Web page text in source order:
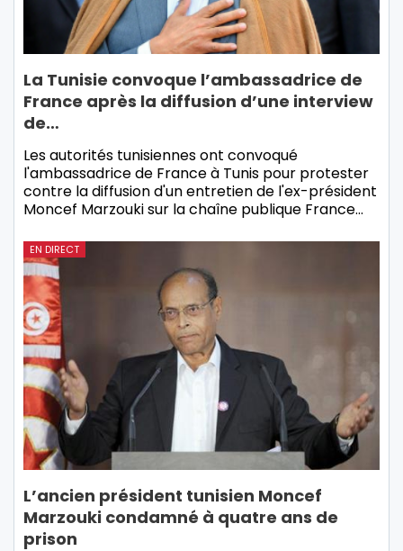
La Tunisie convoque l’ambassadrice de
France après la diffusion d’une interview
de…
Les autorités tunisiennes ont convoqué
l'ambassadrice de France à Tunis pour protester
contre la diffusion d'un entretien de l'ex-président
Moncef Marzouki sur la chaîne publique France…
EN DIRECT
L’ancien président tunisien Moncef
Marzouki condamné à quatre ans de
prison